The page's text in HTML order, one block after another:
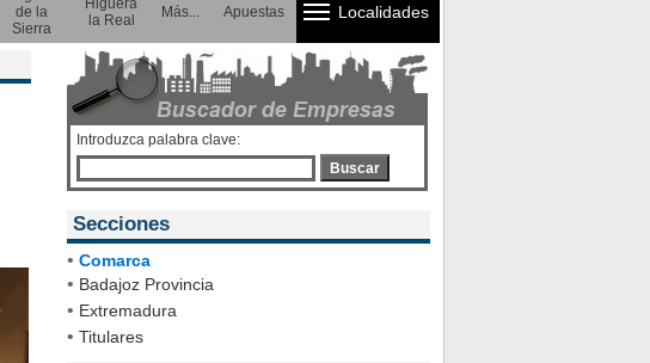
de la
Sierra
Higuera
la Real
Más... Apuestas Localidades
Introduzca palabra clave:
Buscar
Secciones
• Comarca
• Badajoz Provincia
• Extremadura
• Titulares